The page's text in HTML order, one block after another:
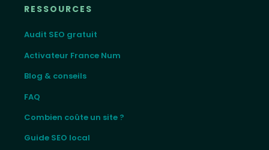
RESSOURCES
Audit SEO gratuit
Activateur France Num
Blog & conseils
FAQ
Combien coûte un site ?
Guide SEO local